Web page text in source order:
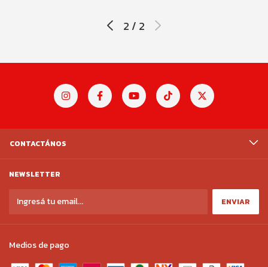
2 / 2
CONTACTÁNOS
NEWSLETTER
Medios de pago